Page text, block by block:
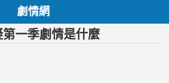
劇情網
第一季劇情是什麼